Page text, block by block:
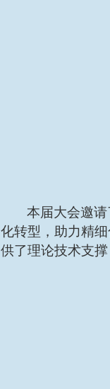
本届大会邀请
化转型，助力精
供了理论技术支